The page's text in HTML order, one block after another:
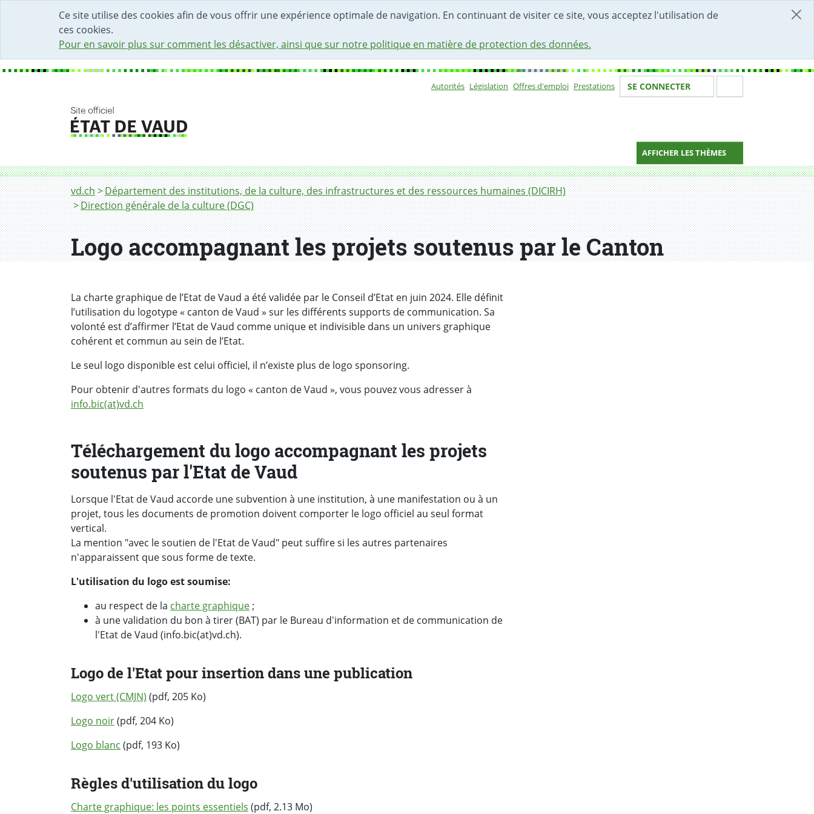
Ce site utilise des cookies afin de vous offrir une expérience optimale de navigation. En continuant de visiter ce site, vous acceptez l'utilisation de
ces cookies.
Pour en savoir plus sur comment les désactiver, ainsi que sur notre politique en matière de protection des données.
DÉBUT DU CONTENU DE LA PAGE
ACCÈS AU CHAMP DE RECHERCHE
PAGE D'ACCUEIL
FORMULAIRE DE CONTACT
Autorités Législation Offres d'emploi Prestations Votre identité
SE CONNECTER
AFFICHER LES THÈMES
Fil d'Ariane
vd.ch
Département des institutions, de la culture, des infrastructures et des ressources humaines (DICIRH)
Direction générale de la culture (DGC)
Logo accompagnant les projets soutenus par le Canton
La charte graphique de l’Etat de Vaud a été validée par le Conseil d’Etat en juin 2024. Elle définit
l’utilisation du logotype « canton de Vaud » sur les différents supports de communication. Sa
volonté est d’affirmer l’Etat de Vaud comme unique et indivisible dans un univers graphique
cohérent et commun au sein de l’Etat.
Le seul logo disponible est celui officiel, il n’existe plus de logo sponsoring.
Pour obtenir d'autres formats du logo « canton de Vaud », vous pouvez vous adresser à
info.bic(at)vd.ch
Téléchargement du logo accompagnant les projets
soutenus par l'Etat de Vaud
Lorsque l'Etat de Vaud accorde une subvention à une institution, à une manifestation ou à un
projet, tous les documents de promotion doivent comporter le logo officiel au seul format
vertical.
La mention "avec le soutien de l'Etat de Vaud" peut suffire si les autres partenaires
n'apparaissent que sous forme de texte.
L'utilisation du logo est soumise:
au respect de la charte graphique ;
à une validation du bon à tirer (BAT) par le Bureau d'information et de communication de
l'Etat de Vaud (info.bic(at)vd.ch).
Logo de l'Etat pour insertion dans une publication
Logo vert (CMJN) (pdf, 205 Ko)
Logo noir(pdf, 204 Ko)
Logo blanc (pdf, 193 Ko)
Règles d'utilisation du logo
Charte graphique: les points essentiels (pdf, 2.13 Mo)